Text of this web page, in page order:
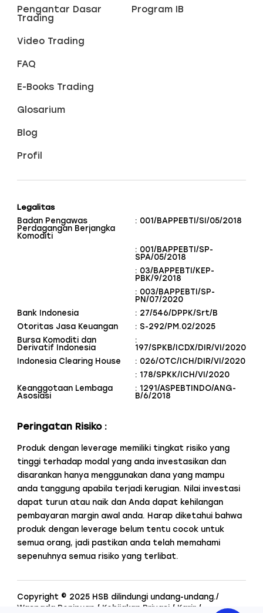
Pengantar Dasar
Trading
Video Trading
FAQ
E-Books Trading
Glosarium
Blog
Profil
Program IB
Legalitas
Badan Pengawas
Perdagangan Berjangka
Komoditi
: 001/BAPPEBTI/SI/05/2018
: 001/BAPPEBTI/SP-
SPA/05/2018
: 03/BAPPEBTI/KEP-
PBK/9/2018
: 003/BAPPEBTI/SP-
PN/07/2020
Bank Indonesia
: 27/546/DPPK/Srt/B
Otoritas Jasa Keuangan
: S-292/PM.02/2025
Bursa Komoditi dan
Derivatif Indonesia
:
197/SPKB/ICDX/DIR/VI/2020
Indonesia Clearing House
: 026/OTC/ICH/DIR/VI/2020
: 178/SPKK/ICH/VI/2020
Keanggotaan Lembaga
Asosiasi
: 1291/ASPEBTINDO/ANG-
B/6/2018
Peringatan Risiko :
Produk dengan leverage memiliki tingkat risiko yang
tinggi terhadap modal yang anda investasikan dan
disarankan hanya menggunakan dana yang mampu
anda tanggung apabila terjadi kerugian. Nilai investasi
dapat turun atau naik dan Anda dapat kehilangan
pembayaran margin awal anda. Harap diketahui bahwa
produk dengan leverage belum tentu cocok untuk
semua orang, jadi pastikan anda telah memahami
sepenuhnya semua risiko yang terlibat.
Copyright © 2025 HSB dilindungi undang-undang./
Waspada Penipuan / Kebijakan Privasi/ Karir/